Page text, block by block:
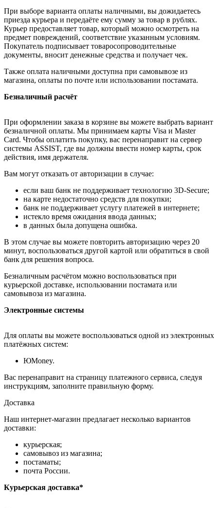
При выборе варианта оплаты наличными, вы дожидаетесь
приезда курьера и передаёте ему сумму за товар в рублях.
Курьер предоставляет товар, который можно осмотреть на
предмет повреждений, соответствие указанным условиям.
Покупатель подписывает товаросопроводительные
документы, вносит денежные средства и получает чек.
Также оплата наличными доступна при самовывозе из
магазина, оплаты по почте или использовании постамата.
Безналичный расчёт
При оформлении заказа в корзине вы можете выбрать вариант
безналичной оплаты. Мы принимаем карты Visa и Master
Card. Чтобы оплатить покупку, вас перенаправит на сервер
системы ASSIST, где вы должны ввести номер карты, срок
действия, имя держателя.
Вам могут отказать от авторизации в случае:
если ваш банк не поддерживает технологию 3D-Secure;
на карте недостаточно средств для покупки;
банк не поддерживает услугу платежей в интернете;
истекло время ожидания ввода данных;
в данных была допущена ошибка.
В этом случае вы можете повторить авторизацию через 20
минут, воспользоваться другой картой или обратиться в свой
банк для решения вопроса.
Безналичным расчётом можно воспользоваться при
курьерской доставке, использовании постамата или
самовывоза из магазина.
Электронные системы
Для оплаты вы можете воспользоваться одной из электронных
платёжных систем:
ЮMoney.
Вас перенаправит на страницу платежного сервиса, следуя
инструкциям, заполните правильную форму.
Доставка
Наш интернет-магазин предлагает несколько вариантов
доставки:
курьерская;
самовывоз из магазина;
постаматы;
почта России.
Курьерская доставка*